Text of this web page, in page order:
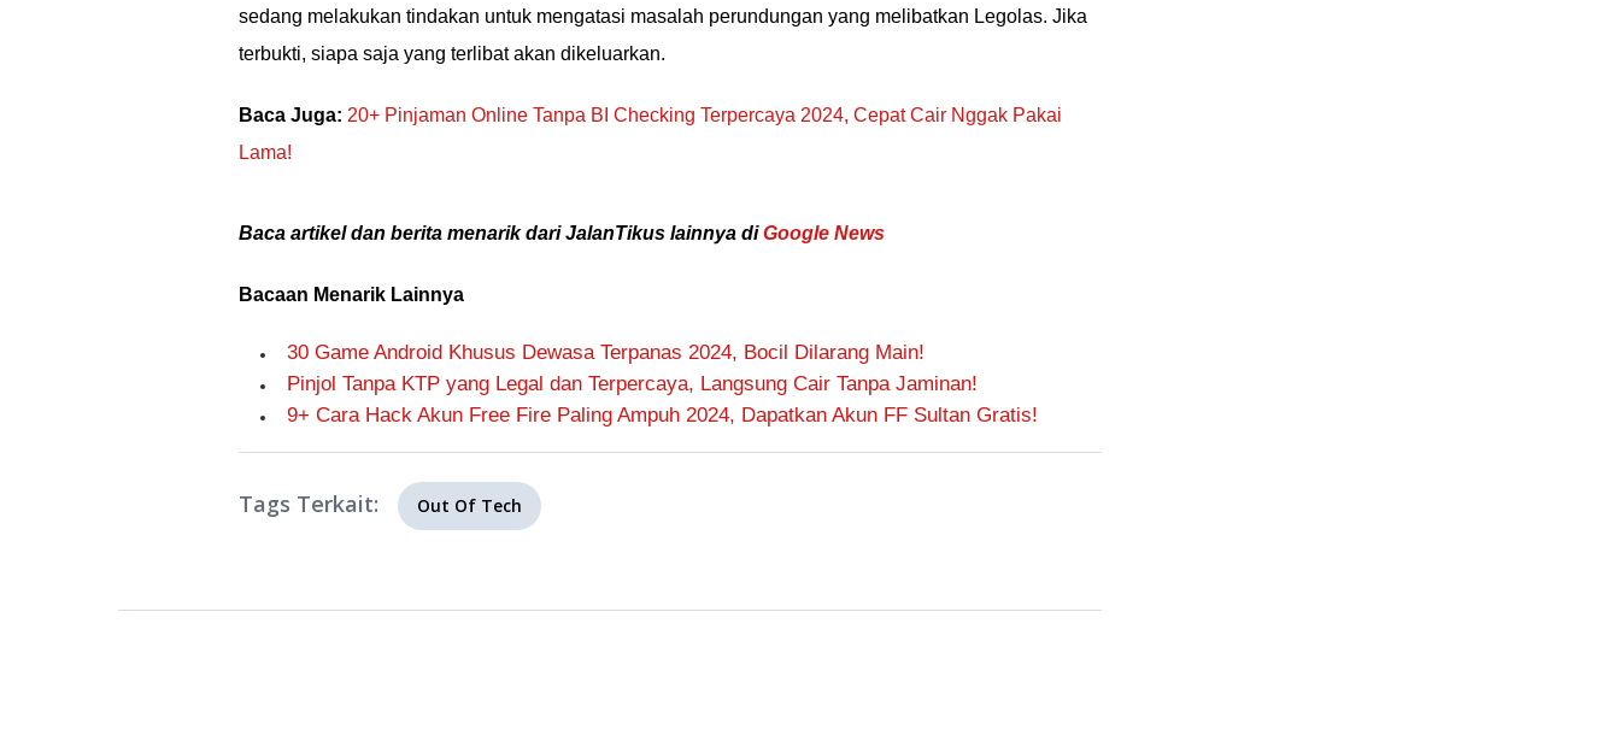
sedang melakukan tindakan untuk mengatasi masalah perundungan yang melibatkan Legolas. Jika
terbukti, siapa saja yang terlibat akan dikeluarkan.
Baca Juga: 20+ Pinjaman Online Tanpa BI Checking Terpercaya 2024, Cepat Cair Nggak Pakai
Lama!
Baca artikel dan berita menarik dari JalanTikus lainnya diGoogle News
Bacaan Menarik Lainnya
30 Game Android Khusus Dewasa Terpanas 2024, Bocil Dilarang Main!
Pinjol Tanpa KTP yang Legal dan Terpercaya, Langsung Cair Tanpa Jaminan!
9+ Cara Hack Akun Free Fire Paling Ampuh 2024, Dapatkan Akun FF Sultan Gratis!
Tags Terkait: Out Of Tech